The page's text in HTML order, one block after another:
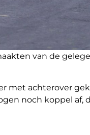
van de
met achterover
noch koppel af,